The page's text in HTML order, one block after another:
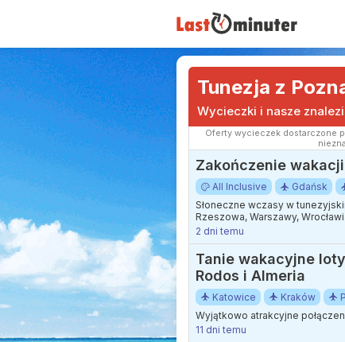
Tunezja z
Wycieczki i nasze
Oferty wycieczek dostarczone
Zakończenie
All Inclusive Gdańsk
Słoneczne wczasy w
Rzeszowa, Warszawy,
2 dni temu
Tanie wakacyjne
Rodos i Almeria
Katowice Kraków
Wyjątkowo atrakcyjne
11 dni temu